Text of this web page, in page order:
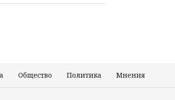
Общество Политика Мнения